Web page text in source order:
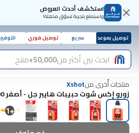
استكشف أحدث العروض
واستمتع بتجربة تسوّق مذهلة!
توصيل بموعد سريع توصيل فوري التوفير
ابحث بين أكثر من50,000+ منتج
منتجات أُخرى منXshot
زورو إكس شوت حبيبات هايبر جل - أصفر 20000 قطعة
+
1